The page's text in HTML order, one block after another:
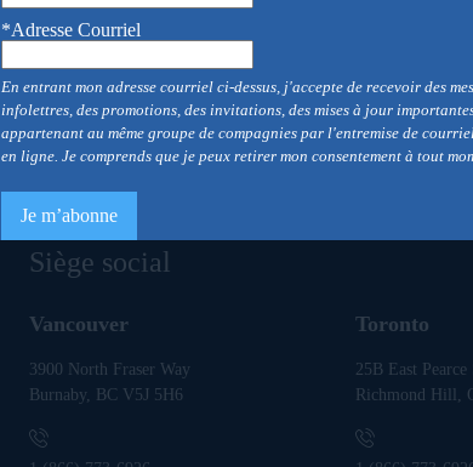
*Adresse Courriel
En entrant mon adresse courriel ci-dessus, j'accepte de recevoir des
infolettres, des promotions, des invitations, des mises à jour
appartenant au même groupe de compagnies par l'entremise de
en ligne. Je comprends que je peux retirer mon consentement à tout
Siège social
Vancouver
3900 North Fraser Way
Burnaby, BC V5J 5H6
Toronto
25B East Pearce
Richmond Hill,